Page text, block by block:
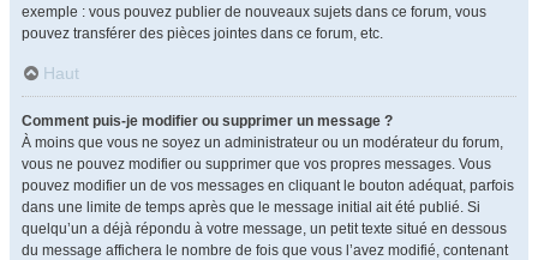
exemple : vous pouvez publier de nouveaux sujets dans ce forum, vous
pouvez transférer des pièces jointes dans ce forum, etc.
Haut
Comment puis-je modifier ou supprimer un message ?
À moins que vous ne soyez un administrateur ou un modérateur du forum,
vous ne pouvez modifier ou supprimer que vos propres messages. Vous
pouvez modifier un de vos messages en cliquant le bouton adéquat, parfois
dans une limite de temps après que le message initial ait été publié. Si
quelqu’un a déjà répondu à votre message, un petit texte situé en dessous
du message affichera le nombre de fois que vous l’avez modifié, contenant